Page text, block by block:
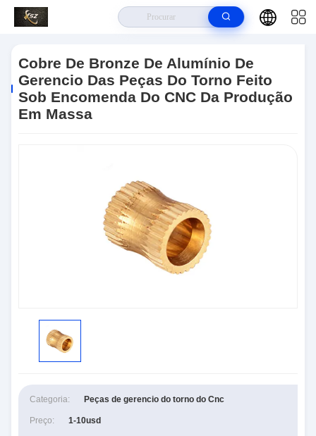
De Bronze De Alumínio De Gerencio Das Peças Do Torno Feito Sob
Encomenda Do CNC Da Produção Em Massa
Cobre De Bronze De Alumínio De
Gerencio Das Peças Do Torno Feito
Sob Encomenda Do CNC Da Produção
Em Massa
Categoria: Peças de gerencio do torno do Cnc
Preço: 1-10usd